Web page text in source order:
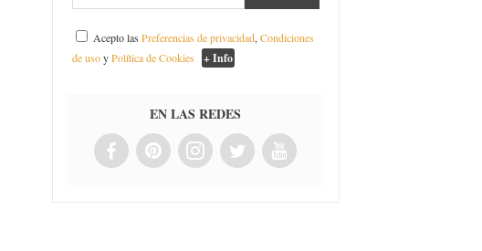
Acepto lasPreferencias de privacidad,Condiciones
de usoyPolítica de Cookies + Info
EN LAS REDES